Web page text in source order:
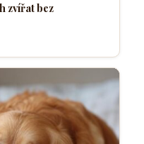
zvířat bez